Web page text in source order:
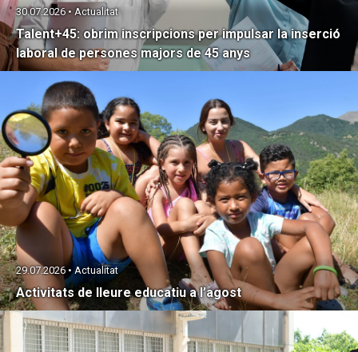
Talent+45: obrim inscripcions per impulsar la inserció
laboral de persones majors de 45 anys
30.07.2026 • Actualitat
Activitats de lleure educatiu a l’agost
29.07.2026 • Actualitat